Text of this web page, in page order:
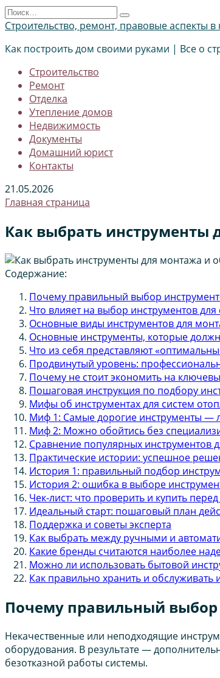
Перейти
к
Search
for:
Строительство, ремонт, правовые аспекты
Как построить дом своими руками | Все о
Строительство
Ремонт
Отделка
Утепление домов
Недвижимость
Документы
Домашний юрист
Контакты
21.05.2026
Главная страница
Как выбрать инструменты
Содержание:
Почему правильный выбор
Что влияет на выбор инструментов
Основные виды инструментов для
Основные инструменты, которые
Что из себя представляют
Продвинутый уровень:
Почему не стоит экономить на
Пошаговая инструкция по подбору
Мифы об инструментах для систем
Миф 1: Самые дорогие инструменты —
Миф 2: Можно обойтись без
Сравнение популярных инструментов
Практические истории: успешное
История 1: правильный подбор
История 2: ошибка в выборе
Чек-лист: что проверить и купить
Идеальный старт: пошаговый план
Поддержка и советы эксперта
Как выбрать между ручными и
Какие бренды считаются наиболее
Можно ли использовать бытовой
Как правильно хранить и обслуживать
Почему правильный выбор
Некачественные или неподходящие
оборудования. В результате —
безотказной работы системы.